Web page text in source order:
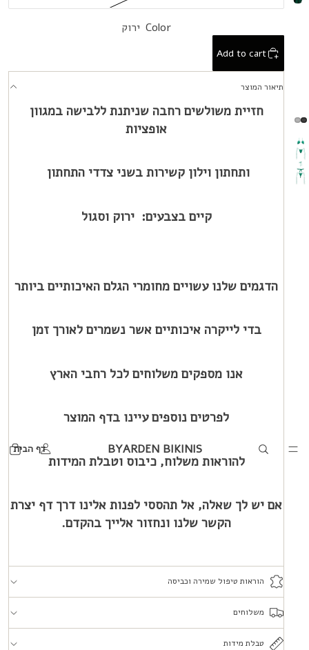
דף הבית BYARDEN BIKINIS
Color ירוק
Add to cart
תיאור המוצר
חזיית משולשים רחבה שניתנת ללבישה במגוון
אופציות
ותחתון וילון קשירות בשני צדדי התחתון
קיים בצבעים: ירוק וסגול
הדגמים שלנו עשויים מחומרי הגלם האיכותיים ביותר
בדי לייקרה איכותיים אשר נשמרים לאורך זמן
אנו מספקים משלוחים לכל רחבי הארץ
לפרטים נוספים עיינו בדף המוצר
להוראות משלוח, כיבוס וטבלת המידות
אם יש לך שאלה, אל תהססי לפנות אלינו דרך דף יצרת
הקשר שלנו ונחזור אלייך בהקדם.
הוראות טיפול שמירה וכביסה
משלוחים
טבלת מידות